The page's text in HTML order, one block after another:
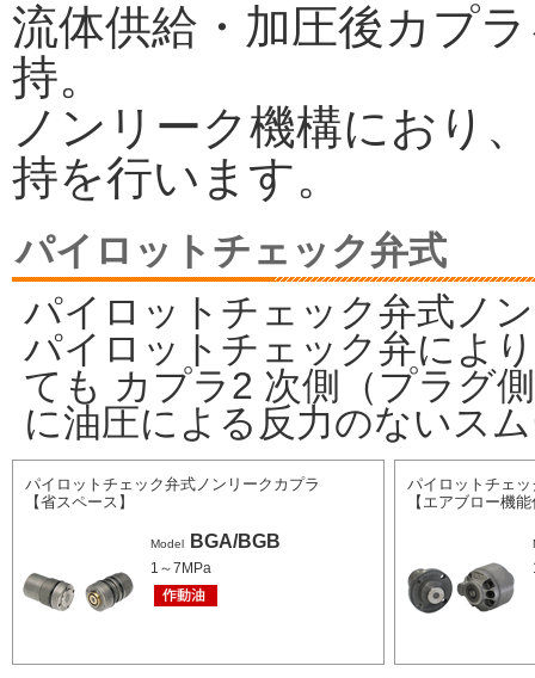
流体供給・加圧後カプ
持。
ノンリーク機構におり
持を行います。
パイロットチェック弁式
パイロットチェック弁式ノ
パイロットチェック弁によ
ても カプラ2 次側（プラグ
に油圧による反力のないス
パイロットチェック弁式ノンリークカプラ
【省スペース】
Model BGA/BGB
1～7MPa
パイロットチェ
【エアブロー機